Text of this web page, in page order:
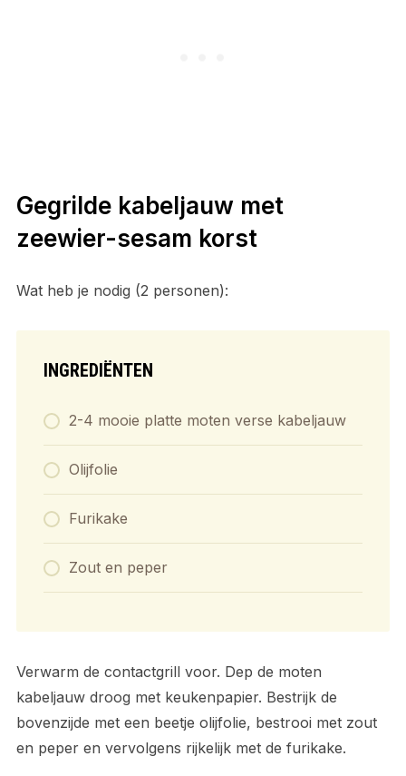
Gegrilde kabeljauw met
zeewier-sesam korst
Wat heb je nodig (2 personen):
INGREDIËNTEN
2-4 mooie platte moten verse kabeljauw
Olijfolie
Furikake
Zout en peper
Verwarm de contactgrill voor. Dep de moten
kabeljauw droog met keukenpapier. Bestrijk de
bovenzijde met een beetje olijfolie, bestrooi met zout
en peper en vervolgens rijkelijk met de furikake.